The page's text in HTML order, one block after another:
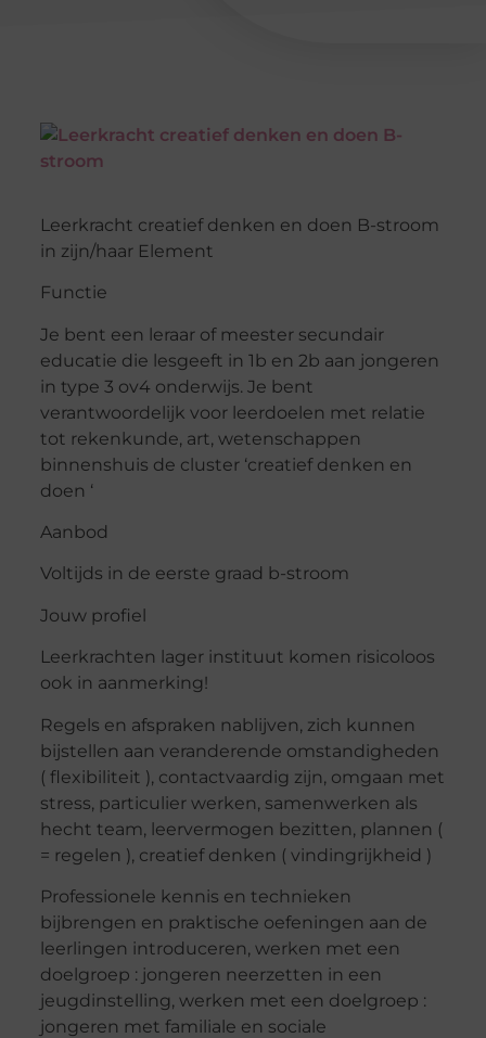
Leerkracht creatief denken en doen B-stroom
in zijn/haar Element
Functie
Je bent een leraar of meester secundair
educatie die lesgeeft in 1b en 2b aan jongeren
in type 3 ov4 onderwijs. Je bent
verantwoordelijk voor leerdoelen met relatie
tot rekenkunde, art, wetenschappen
binnenshuis de cluster ‘creatief denken en
doen ‘
Aanbod
Voltijds in de eerste graad b-stroom
Jouw profiel
Leerkrachten lager instituut komen risicoloos
ook in aanmerking!
Regels en afspraken nablijven, zich kunnen
bijstellen aan veranderende omstandigheden
( flexibiliteit ), contactvaardig zijn, omgaan met
stress, particulier werken, samenwerken als
hecht team, leervermogen bezitten, plannen (
= regelen ), creatief denken ( vindingrijkheid )
Professionele kennis en technieken
bijbrengen en praktische oefeningen aan de
leerlingen introduceren, werken met een
doelgroep : jongeren neerzetten in een
jeugdinstelling, werken met een doelgroep :
jongeren met familiale en sociale